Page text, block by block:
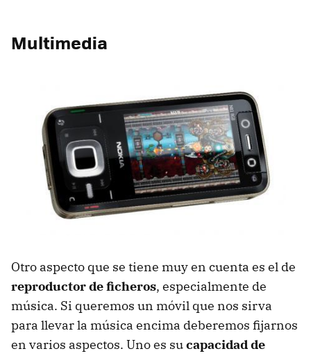
Multimedia
Otro aspecto que se tiene muy en cuenta es el de
reproductor de ficheros, especialmente de
música. Si queremos un móvil que nos sirva
para llevar la música encima deberemos fijarnos
en varios aspectos. Uno es sucapacidad de